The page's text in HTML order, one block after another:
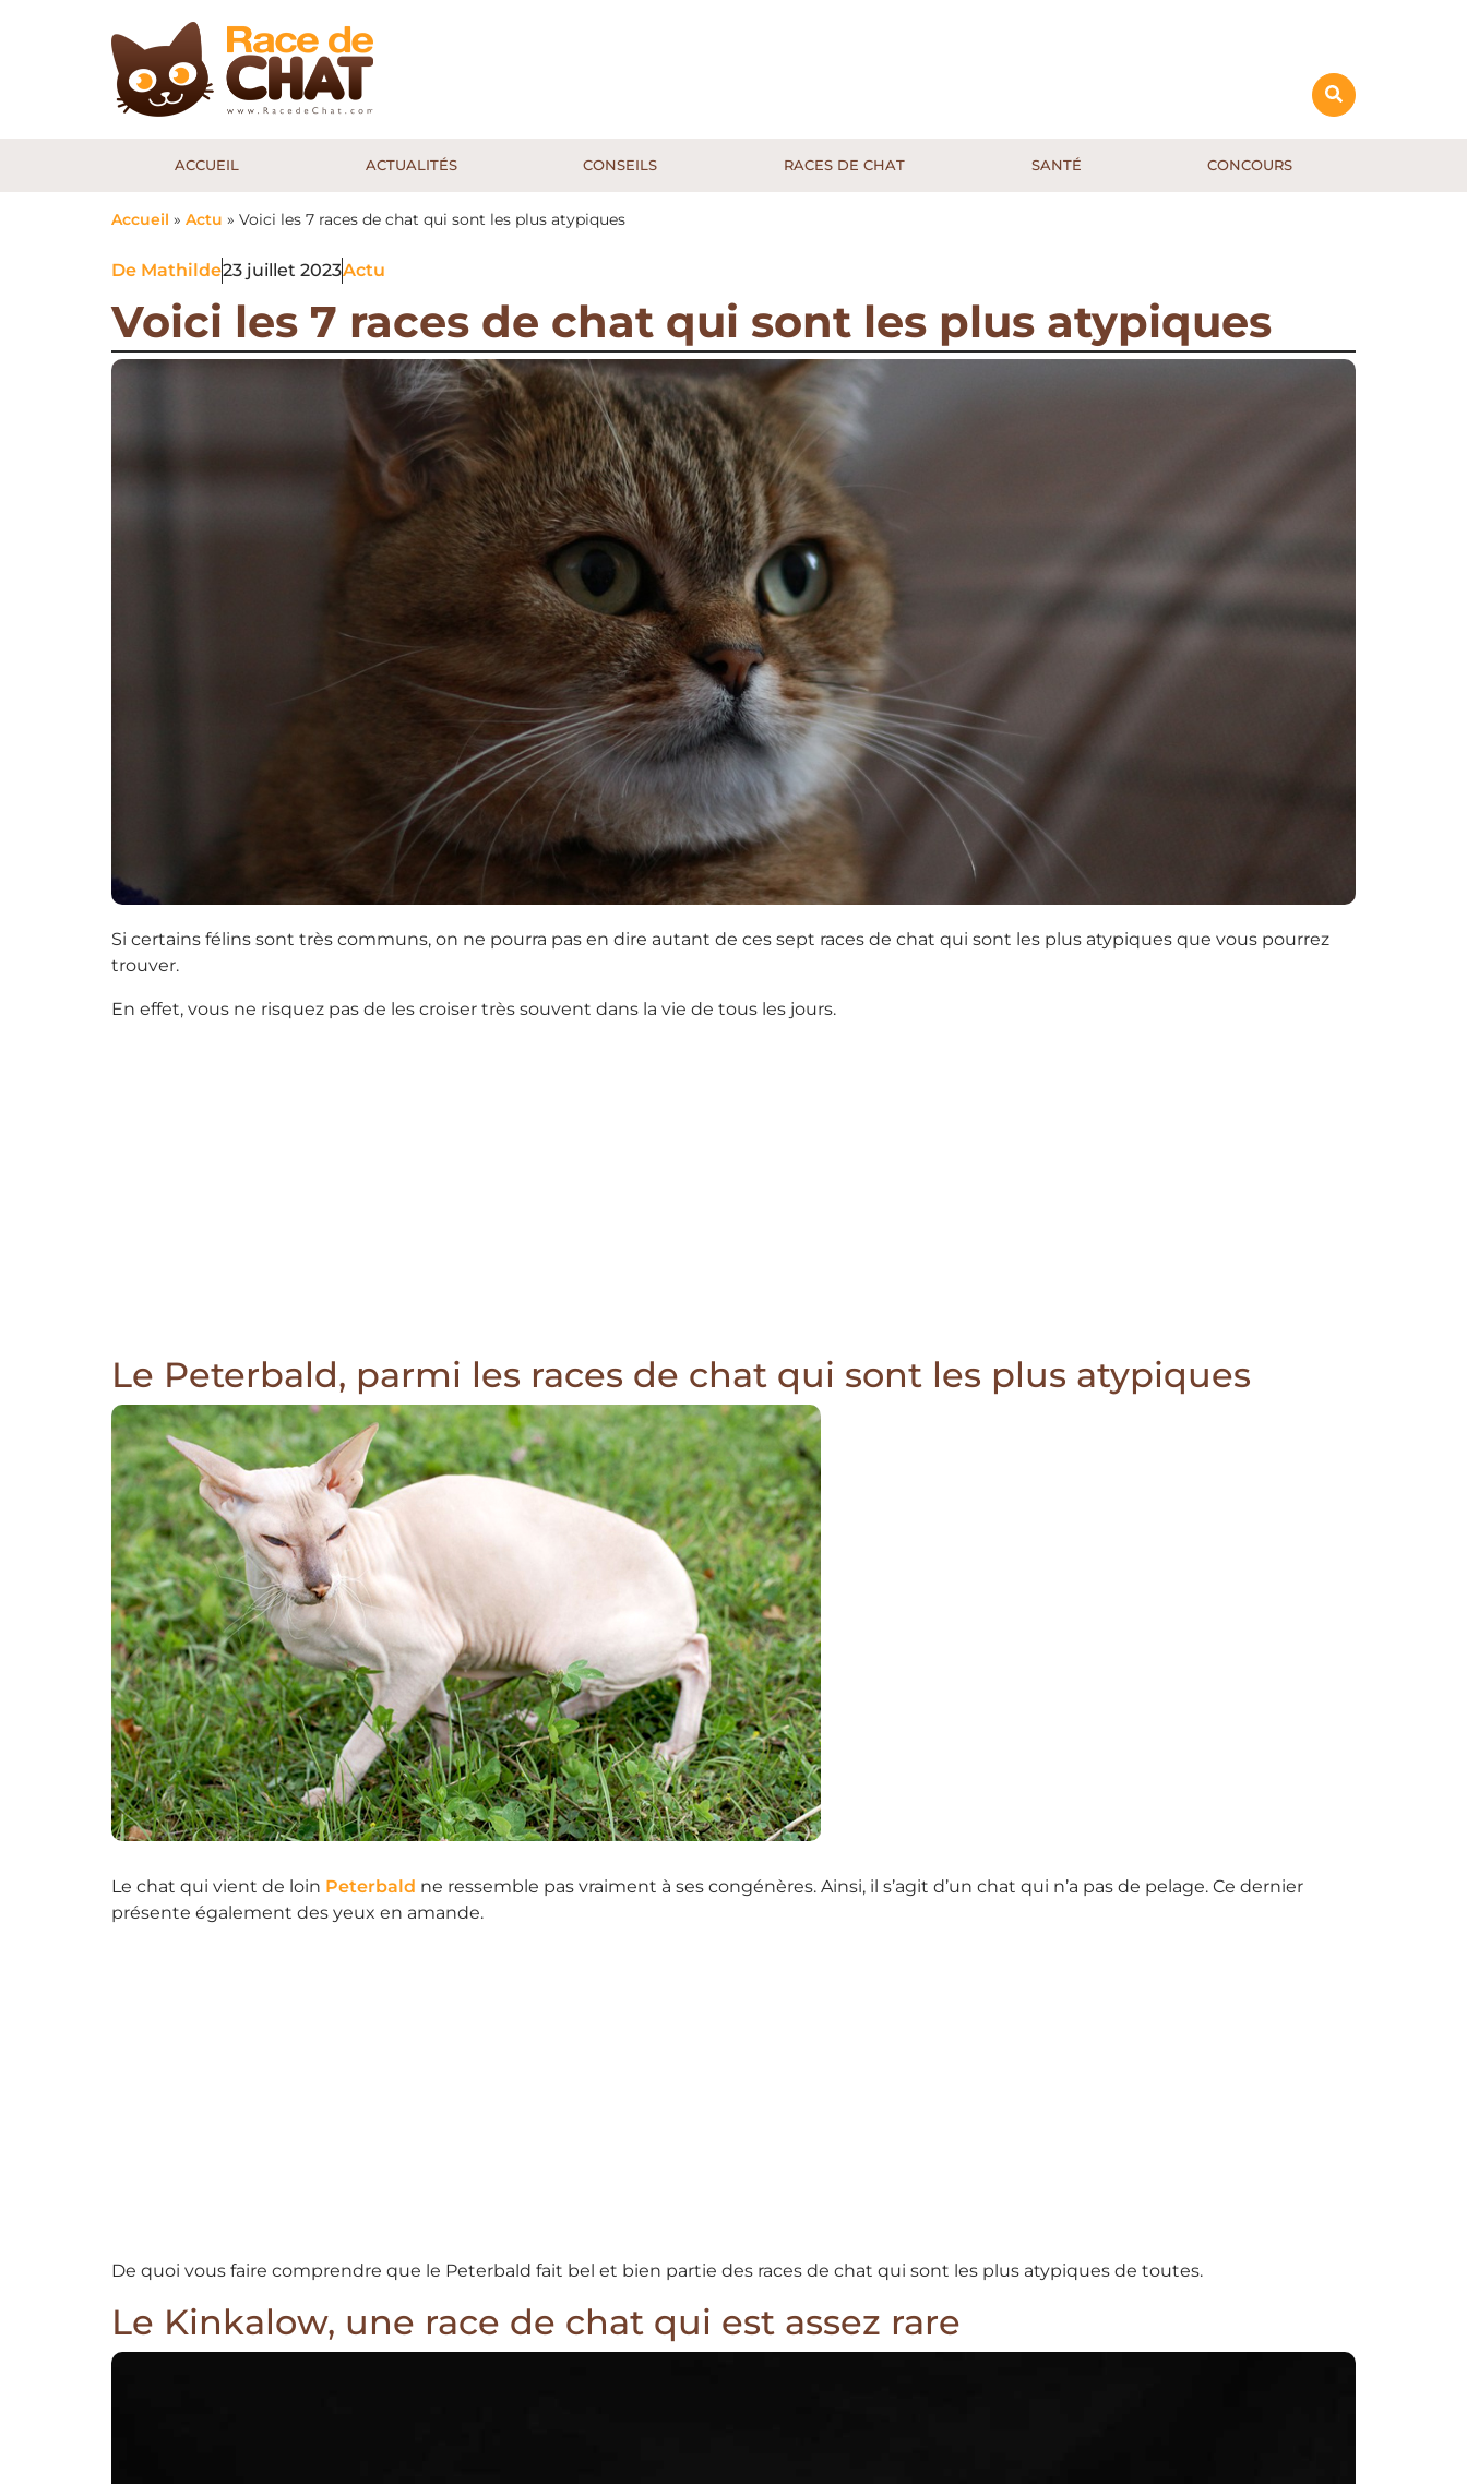
ACCUEIL ACTUALITÉS CONSEILS RACES DE CHAT SANTÉ CONCOURS
Accueil » Actu » Voici les 7 races de chat qui sont les plus atypiques
De Mathilde23 juillet 2023Actu
Voici les 7 races de chat qui sont les plus atypiques
Si certains félins sont très communs, on ne pourra pas en dire autant de ces sept races de chat qui sont les plus atypiques que vous pourrez
trouver.
En effet, vous ne risquez pas de les croiser très souvent dans la vie de tous les jours.
Le Peterbald, parmi les races de chat qui sont les plus atypiques
Le chat qui vient de loin Peterbald ne ressemble pas vraiment à ses congénères. Ainsi, il s’agit d’un chat qui n’a pas de pelage. Ce dernier
présente également des yeux en amande.
De quoi vous faire comprendre que le Peterbald fait bel et bien partie des races de chat qui sont les plus atypiques de toutes.
Le Kinkalow, une race de chat qui est assez rare